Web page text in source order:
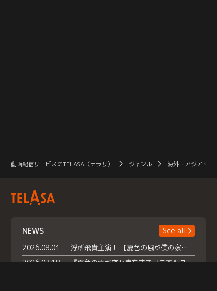
動画配信サービスのTELASA（テラサ） ジャンル 海外・アジアドラ
NEWS
See all
2026.08.01
浮所飛貴主演！ 【夏色の風が僕の家にやってきた】 本日よりテラサで独占配信スタート！
2026.07.18
『夏色の雲が恋と嵐をまきおこす』スペシャルメイキング 【Part1】2026年７月18日（土）23時30分～配信スタート！話題のシーンの裏側を大公開！豪華キャスト大集合！ 『武宮家 真夏の家族会議』開催！